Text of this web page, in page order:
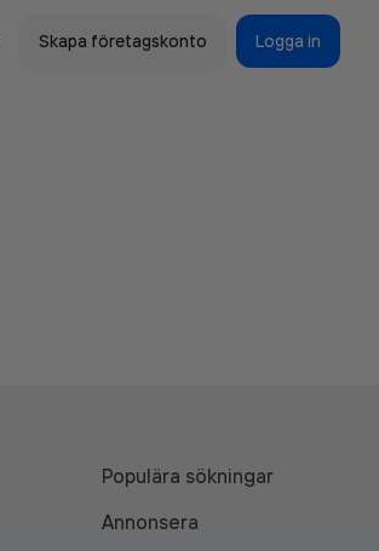
Skapa företagskonto Logga in
Populära sökningar
Annonsera